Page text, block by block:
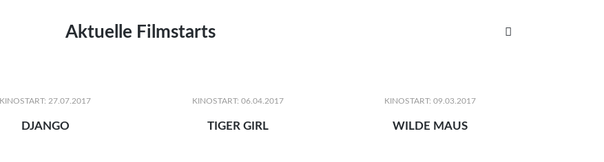
Aktuelle Filmstarts 
KINOSTART: 27.07.2017
DJANGO
KINOSTART: 06.04.2017
TIGER GIRL
KINOSTART: 09.03.2017
WILDE MAUS